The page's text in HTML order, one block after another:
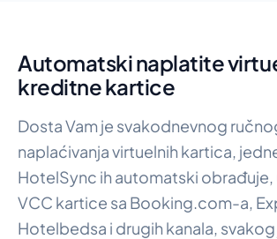
Automatski naplatite
kreditne kartice
Dosta Vam je svakodnevnog
naplaćivanja virtuelnih kartica,
HotelSync ih automatski obrađuje,
VCC kartice sa Booking.com-a,
Hotelbedsa i drugih kanala,